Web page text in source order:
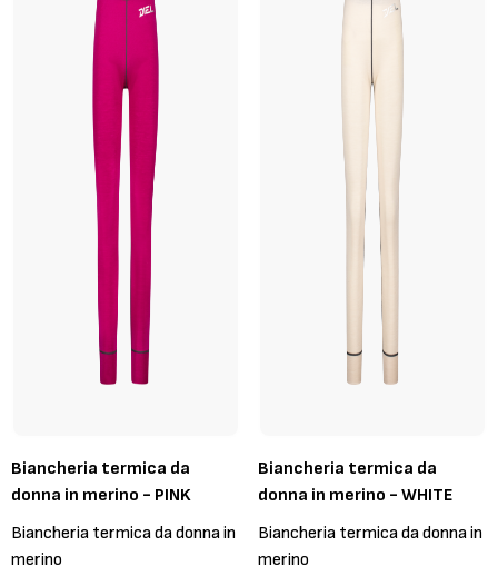
Biancheria termica da
donna in merino - PINK
Biancheria termica da donna in
merino
Biancheria termica da
donna in merino - WHITE
Biancheria termica da donna in
merino